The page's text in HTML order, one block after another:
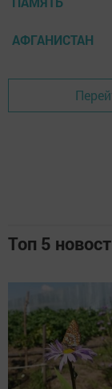
АФГАНИСТАН
Топ 5